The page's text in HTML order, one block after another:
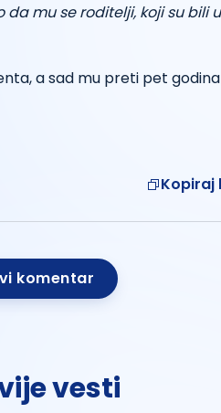
mu se roditelji, koji su bili
a sad mu preti pet
Kopiraj
komentar
vesti